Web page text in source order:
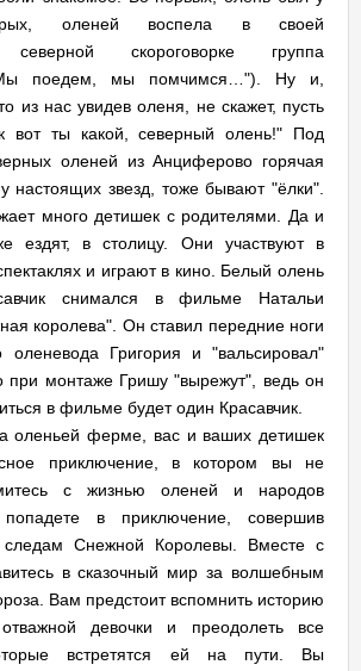
оленей воспела в своей
северной скороговорке группа
поедем, мы помчимся…"). Ну и,
из нас увидев оленя, не скажет, пусть
вот ты какой, северный олень!" Под
оленей из Анциферово горячая
настоящих звезд, тоже бывают "ёлки".
много детишек с родителями. Да и
ездят, в столицу. Они участвуют в
и играют в кино. Белый олень
снимался в фильме Натальи
королева". Он ставил передние ноги
оленевода Григория и "вальсировал"
при монтаже Гришу "вырежут", ведь он
в фильме будет один Красавчик.
ферме, вас и ваших детишек
приключение, в котором вы не
с жизнью оленей и народов
в приключение, совершив
следам Снежной Королевы. Вместе с
в сказочный мир за волшебным
Вам предстоит вспомнить историю
девочки и преодолеть все
встретятся ей на пути. Вы